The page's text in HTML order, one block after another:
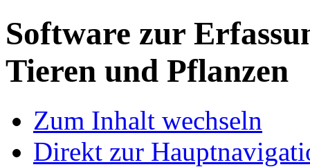
Software zur
Tieren und Pflanzen
Zum Inhalt wechseln
Direkt zur